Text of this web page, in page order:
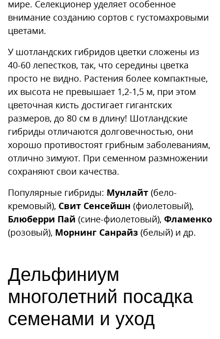
мире. Селекционер уделяет особенное
внимание созданию сортов с густомахровыми
цветами.
У шотландских гибридов цветки сложены из
40-60 лепестков, так, что середины цветка
просто не видно. Растения более компактные,
их высота не превышает 1,2-1,5 м, при этом
цветочная кисть достигает гигантских
размеров, до 80 см в длину! Шотландские
гибриды отличаются долговечностью, они
хорошо противостоят грибным заболеваниям,
отлично зимуют. При семенном размножении
сохраняют свои качества.
Популярные гибриды: Мунлайт (бело-
кремовый), Свит Сенсейшн (фиолетовый),
Блюберри Пай (сине-фиолетовый), Фламенко
(розовый), Морнинг Санрайз (белый) и др.
Дельфиниум
многолетний посадка
семенами и уход